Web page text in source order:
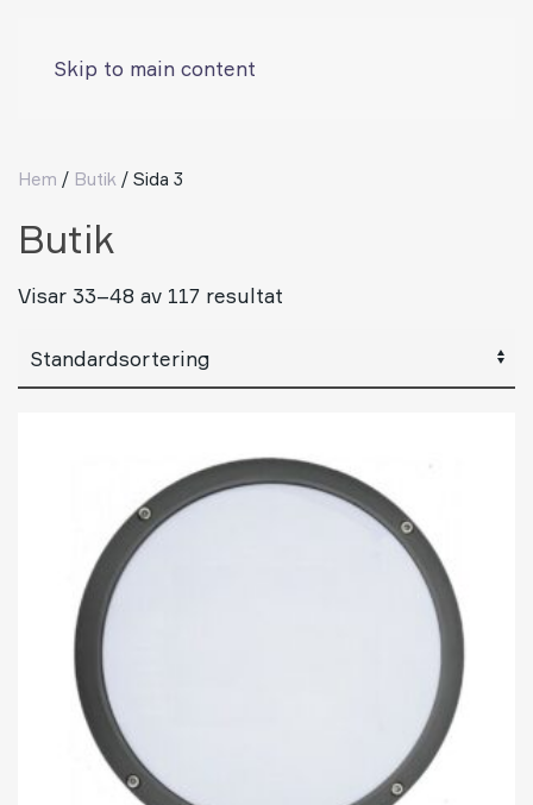
Skip to main content
Hem / Butik / Sida 3
Butik
Visar 33–48 av 117 resultat